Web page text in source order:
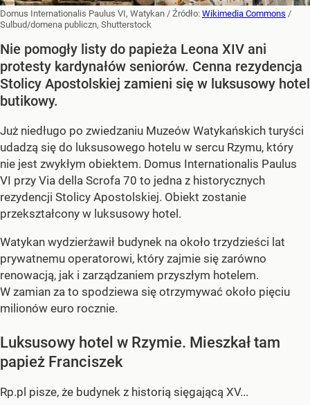
Domus Internationalis Paulus VI, Watykan / Źródło: Wikimedia Commons /
Sulbud/domena publiczn, Shutterstock
Nie pomogły listy do papieża Leona XIV ani
protesty kardynałów seniorów. Cenna rezydencja
Stolicy Apostolskiej zamieni się w luksusowy hotel
butikowy.
Już niedługo po zwiedzaniu Muzeów Watykańskich turyści
udadzą się do luksusowego hotelu w sercu Rzymu, który
nie jest zwykłym obiektem. Domus Internationalis Paulus
VI przy Via della Scrofa 70 to jedna z historycznych
rezydencji Stolicy Apostolskiej. Obiekt zostanie
przekształcony w luksusowy hotel.
Watykan wydzierżawił budynek na około trzydzieści lat
prywatnemu operatorowi, który zajmie się zarówno
renowacją, jak i zarządzaniem przyszłym hotelem.
W zamian za to spodziewa się otrzymywać około pięciu
milionów euro rocznie.
Luksusowy hotel w Rzymie. Mieszkał tam
papież Franciszek
Rp.pl pisze, że budynek z historią sięgającą XV...